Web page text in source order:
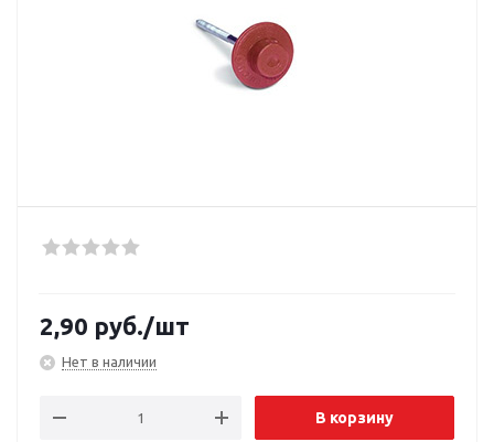
2,90 руб./шт
Нет в наличии
В корзину